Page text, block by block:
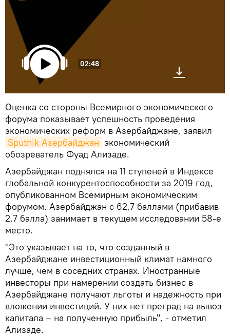
02:48
Оценка со стороны Всемирного экономического
форума показывает успешность проведения
экономических реформ в Азербайджане, заявил
Sputnik Азербайджан экономический
обозреватель Фуад Ализаде.
Азербайджан поднялся на 11 ступеней в Индексе
глобальной конкурентоспособности за 2019 год,
опубликованном Всемирным экономическим
форумом. Азербайджан с 62,7 баллами (прибавив
2,7 балла) занимает в текущем исследовании 58-е
место.
"Это указывает на то, что созданный в
Азербайджане инвестиционный климат намного
лучше, чем в соседних странах. Иностранные
инвесторы при намерении создать бизнес в
Азербайджане получают льготы и надежность при
вложении инвестиций. У них нет преград на вывоз
капитала – на полученную прибыль", - отметил
Ализаде.